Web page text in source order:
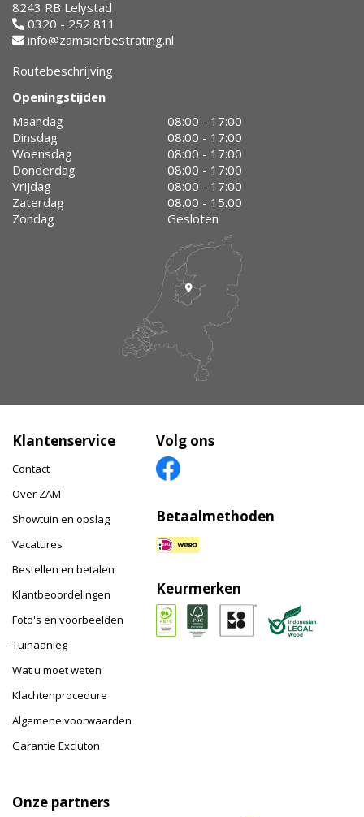
8243 RB Lelystad
0320 - 252 811
info@zamsierbestrating.nl
Routebeschrijving
Openingstijden
Maandag
08:00 - 17:00
Dinsdag
08:00 - 17:00
Woensdag
08:00 - 17:00
Donderdag
08:00 - 17:00
Vrijdag
08:00 - 17:00
Zaterdag
08.00 - 15.00
Zondag
Gesloten
Klantenservice
Contact
Over ZAM
Showtuin en opslag
Vacatures
Bestellen en betalen
Klantbeoordelingen
Foto's en voorbeelden
Tuinaanleg
Wat u moet weten
Klachtenprocedure
Algemene voorwaarden
Garantie Excluton
Volg ons
Betaalmethoden
Keurmerken
Onze partners